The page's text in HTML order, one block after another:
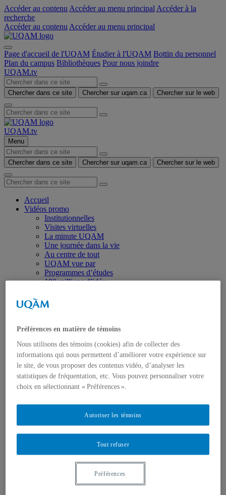
Accéder au contenu Accéder au menu principal Accéder à la
recherche
Accéder au contenu Accéder au menu principal
Page d'accueil de l'UQAM Étudier à l'UQAM Bottin du personnel
Plan du campus Bibliothèques Pour nous joindre
UQAM.tv
Chercher dans ce site Chercher sur uqam.ca Chercher sur le web
UQAM.tv
Menu
Chercher dans ce site Chercher sur uqam.ca Chercher sur le web
Accueil
Vidéos promo
Institutionnelles
Visites virtuelles
La minute UQAM
Une journée dans la vie
Au centre de tout
UQAM vue par
Programmes d’études
100 millions d’idées
Autres
Domaines d’études
Communication
Éducation
Études féministes
Gestion
Langues
Politique et droit
Sciences humaines
Recherche et création
Websérie Grosses têtes
Ma thèse en 180 secondes
Apostrophes
Collations des grades
Préférences en matière de témoins
Nous utilisons des témoins (cookies) afin de collecter des
informations qui nous permettent d’améliorer votre expérience sur
le site, de vous proposer des contenus vidéo, d’analyser les
statistiques de fréquentation, etc. Vous pouvez personnaliser votre
choix en sélectionnant « Préférences ».
Tout refuser
Autoriser les témoins
Préférences